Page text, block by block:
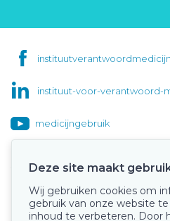
instituut-voor-verantwoord-
medicijngebruik
Onze
Deze site maakt
Wij gebruiken cookies om
gebruik van onze website
inhoud te verbeteren. Door